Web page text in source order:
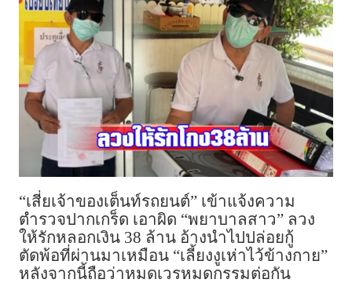
“เสี่ยเจ้าของเต็นท์รถยนต์” เข้าแจ้งความ
ตำรวจปากเกร็ด เอาผิด “พยาบาลสาว” ลวง
ให้รักหลอกเงิน 38 ล้าน อ้างนำไปปล่อยกู้
ตัดพ้อที่ผ่านมาเหมือน “เลี้ยงงูเห่าไว้ข้างกาย”
หลังจากนี้ถือว่าหมดเวรหมดกรรมต่อกัน